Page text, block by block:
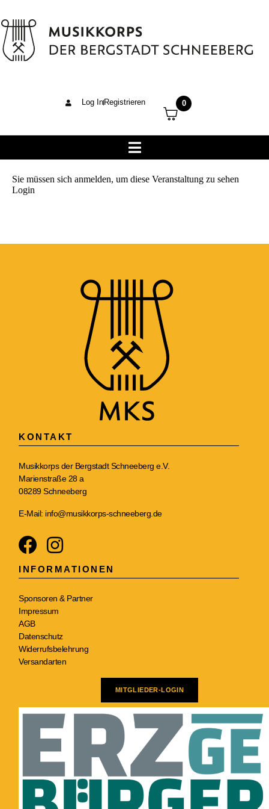
Log InRegistrieren 0
Sie müssen sich anmelden, um diese Veranstaltung zu sehen
Login
KONTAKT
Musikkorps der Bergstadt Schneeberg e.V.
Marienstraße 28 a
08289 Schneeberg
E-Mail: info@musikkorps-schneeberg.de
INFORMATIONEN
Sponsoren & Partner
Impressum
AGB
Datenschutz
Widerrufsbelehrung
Versandarten
MITGLIEDER-LOGIN